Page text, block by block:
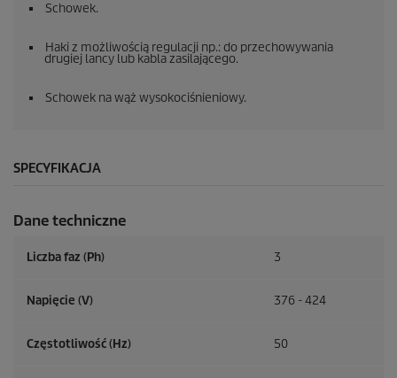
Schowek.
Haki z możliwością regulacji np.: do przechowywania
drugiej lancy lub kabla zasilającego.
Schowek na wąż wysokociśnieniowy.
SPECYFIKACJA
Dane techniczne
Liczba faz (Ph) 3
Napięcie (V) 376 - 424
Częstotliwość (Hz) 50